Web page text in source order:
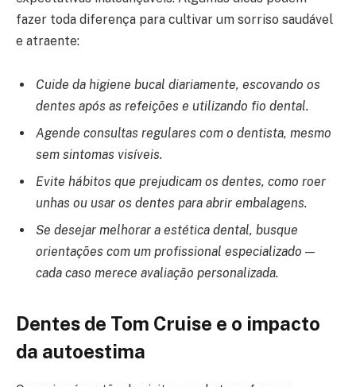
fazer toda diferença para cultivar um sorriso saudável
e atraente:
Cuide da higiene bucal diariamente, escovando os
dentes após as refeições e utilizando fio dental.
Agende consultas regulares com o dentista, mesmo
sem sintomas visíveis.
Evite hábitos que prejudicam os dentes, como roer
unhas ou usar os dentes para abrir embalagens.
Se desejar melhorar a estética dental, busque
orientações com um profissional especializado —
cada caso merece avaliação personalizada.
Dentes de Tom Cruise e o impacto
da autoestima